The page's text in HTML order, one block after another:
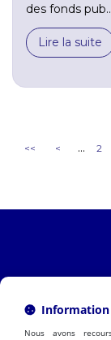
des fonds
Lire la suite
<< < ... 2
Information
Nous avons